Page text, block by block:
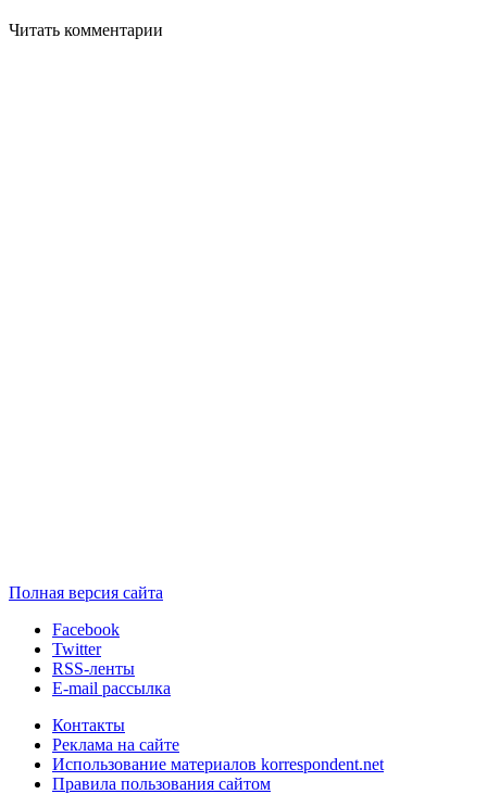
Читать комментарии
Полная версия сайта
Facebook
Twitter
RSS-ленты
E-mail рассылка
Контакты
Реклама на сайте
Использование материалов korrespondent.net
Правила пользования сайтом